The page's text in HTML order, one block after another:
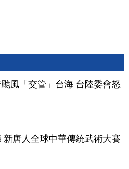
風「交管」台海 台陸委會怒
新唐人全球中華傳統武術大賽